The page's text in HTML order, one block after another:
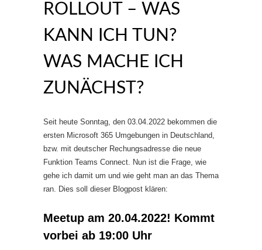
ROLLOUT – WAS
KANN ICH TUN?
WAS MACHE ICH
ZUNÄCHST?
Seit heute Sonntag, den 03.04.2022 bekommen die
ersten Microsoft 365 Umgebungen in Deutschland,
bzw. mit deutscher Rechungsadresse die neue
Funktion Teams Connect. Nun ist die Frage, wie
gehe ich damit um und wie geht man an das Thema
ran. Dies soll dieser Blogpost klären:
Meetup am 20.04.2022! Kommt
vorbei ab 19:00 Uhr